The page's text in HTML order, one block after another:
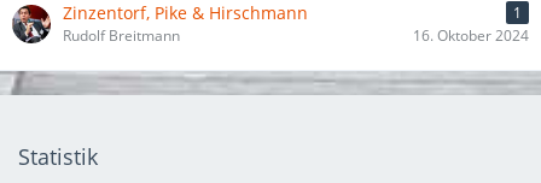
Zinzentorf, Pike & Hirschmann
1
Rudolf Breitmann
16. Oktober 2024
Statistik